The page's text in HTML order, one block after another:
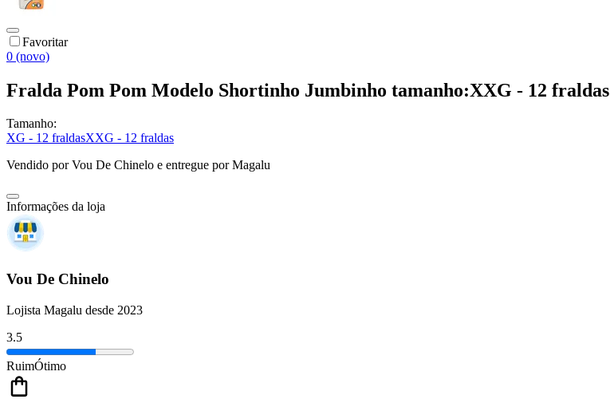
Favoritar
0 (novo)
Fralda Pom Pom Modelo Shortinho Jumbinho tamanho:XXG - 12 fraldas
Tamanho:
XG - 12 fraldasXXG - 12 fraldas
Vendido porVou De Chinelo e entregue por Magalu
Informações da loja
Vou De Chinelo
Lojista Magalu desde 2023
3.5
RuimÓtimo